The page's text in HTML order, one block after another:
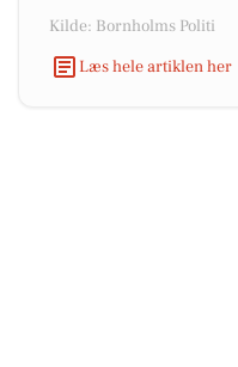
Kilde: Bornholms Politi
Læs hele artiklen her